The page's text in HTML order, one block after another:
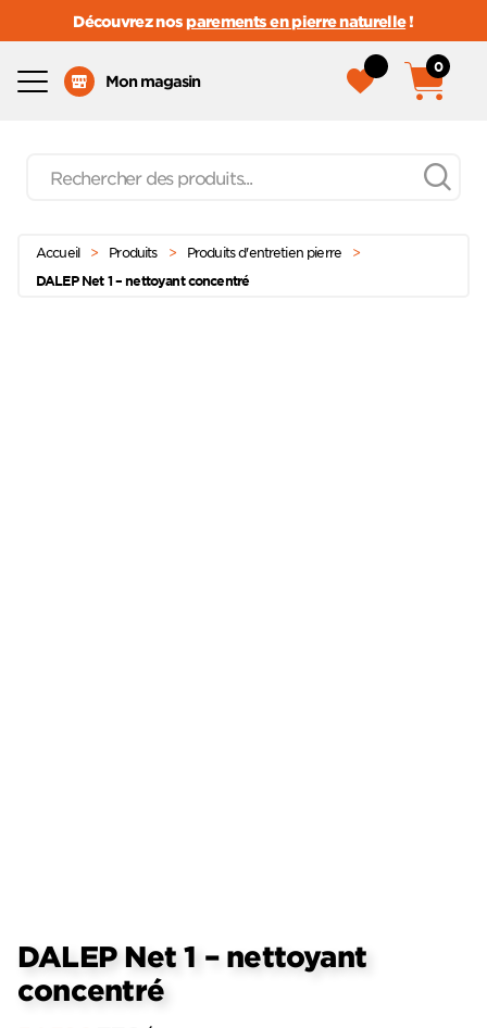
Découvrez nosparements en pierre naturelle!
Mon magasin
0
contenu
Menu
Accueil > Produits > Produits d'entretien pierre
>
DALEP Net 1 – nettoyant concentré
DALEP Net 1 – nettoyant
concentré